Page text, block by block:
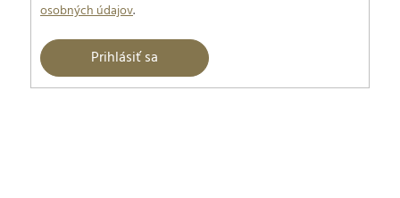
osobných údajov.
Prihlásiť sa